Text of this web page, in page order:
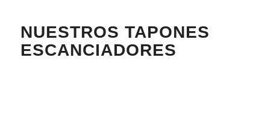
NUESTROS TAPONES
ESCANCIADORES